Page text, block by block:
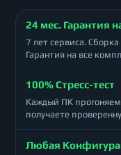
24 мес. Гарантия
7 лет сервиса.
Гарантия на все
100% Стресс-тест
Каждый ПК
получаете
Любая